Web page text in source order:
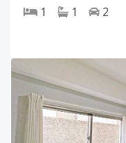
1 1 2